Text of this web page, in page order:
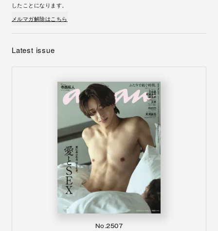
したことになります。
メルマガ解除はこちら
Latest issue
No.2507